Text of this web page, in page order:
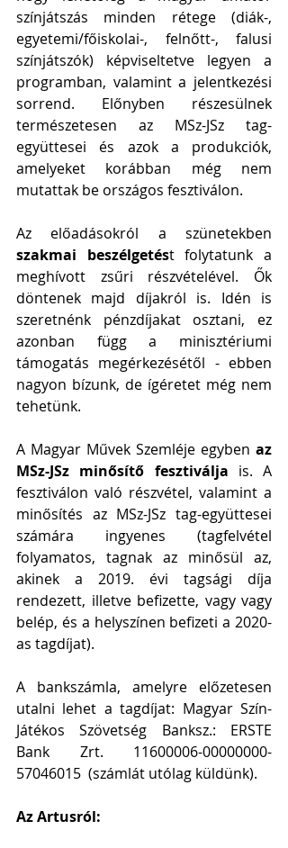
színjátszás minden rétege (diák-,
egyetemi/főiskolai-, felnőtt-, falusi
színjátszók) képviseltetve legyen a
programban, valamint a jelentkezési
sorrend. Előnyben részesülnek
természetesen az MSz-JSz tag-
együttesei és azok a produkciók,
amelyeket korábban még nem
mutattak be országos fesztiválon.
szakmai beszélgetést folytatunk a
meghívott zsűri részvételével. Ők
döntenek majd díjakról is. Idén is
szeretnénk pénzdíjakat osztani, ez
azonban függ a minisztériumi
támogatás megérkezésétől - ebben
nagyon bízunk, de ígéretet még nem
tehetünk.
A Magyar Művek Szemléje egyben az
MSz-JSz minősítő fesztiválja is. A
fesztiválon való részvétel, valamint a
minősítés az MSz-JSz tag-együttesei
számára ingyenes (tagfelvétel
folyamatos, tagnak az minősül az,
akinek a 2019. évi tagsági díja
rendezett, illetve befizette, vagy vagy
belép, és a helyszínen befizeti a 2020-
as tagdíjat).
A bankszámla, amelyre előzetesen
utalni lehet a tagdíjat: Magyar Szín-
Játékos Szövetség Banksz.: ERSTE
Bank Zrt. 11600006-00000000-
57046015  (számlát utólag küldünk).
Az Artusról: